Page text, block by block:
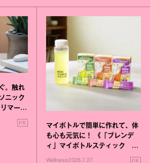
。触れ
ニック
マーが
PR
マイボトルで簡単に作れて、体
も心も元気に！ 《「ブレンデ
ィ」マイボトルスティック い
いこと毎日》シリーズが誕生
Wellness2026.7.27 PR